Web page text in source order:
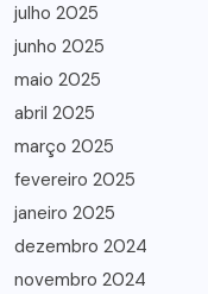
julho 2025
junho 2025
maio 2025
abril 2025
março 2025
fevereiro 2025
janeiro 2025
dezembro 2024
novembro 2024